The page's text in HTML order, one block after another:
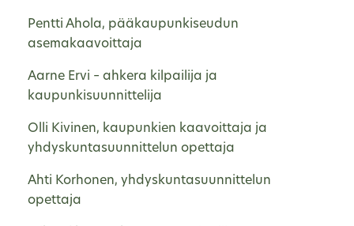
Pentti Ahola, pääkaupunkiseudun
asemakaavoittaja
Aarne Ervi – ahkera kilpailija ja
kaupunkisuunnittelija
Olli Kivinen, kaupunkien kaavoittaja ja
yhdyskuntasuunnittelun opettaja
Ahti Korhonen, yhdyskuntasuunnittelun
opettaja